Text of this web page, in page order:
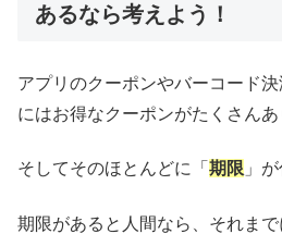
あるなら考えよう！
アプリのクーポンやバーコード
にはお得なクーポンがたくさんあ
そしてそのほとんどに「 期限 」
期限があると人間なら、それま